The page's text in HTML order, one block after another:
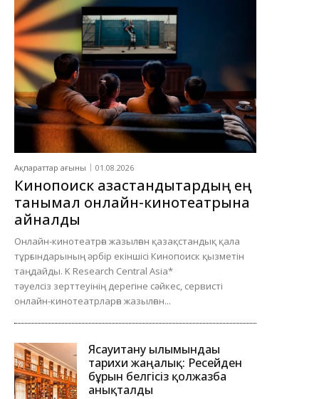
Ақпараттар ағыны 01.08.2026
Кинопоиск қазақстандықтардың ең
танымал онлайн-кинотеатрына
айналды
Онлайн-кинотеатрға жазылған қазақстандық қала
тұрғындарының әрбір екіншісі Кинопоиск қызметін
таңдайды. K Research Central Asia*
тәуелсіз зерттеуінің дерегіне сәйкес, сервисті
онлайн-кинотеатрларға жазылған...
Ясауитану ғылымындағы
тарихи жаңалық: Ресейден
бұрын белгісіз қолжазба
анықталды